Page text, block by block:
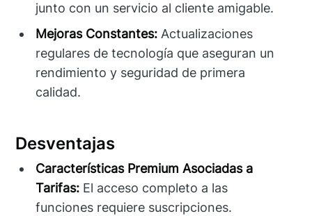
junto con un servicio al cliente amigable.
Mejoras Constantes: Actualizaciones
regulares de tecnología que aseguran un
rendimiento y seguridad de primera
calidad.
Desventajas
Características Premium Asociadas a
Tarifas: El acceso completo a las
funciones requiere suscripciones.